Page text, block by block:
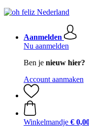
Aanmelden
Nu aanmelden
Ben je nieuw hier?
Account aanmaken
Winkelmandje €